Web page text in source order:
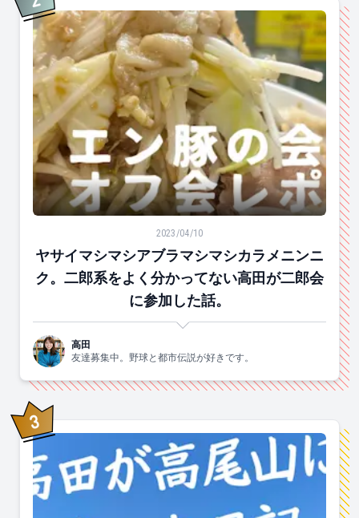
2位
ヤサイマシマシアブラマシマシカラメニンニク。二郎
2023/04/10
ヤサイマシマシアブラマシマシカラメニンニ
ク。二郎系をよく分かってない高田が二郎会
に参加した話。
高田
友達募集中。野球と都市伝説が好きです。
3位